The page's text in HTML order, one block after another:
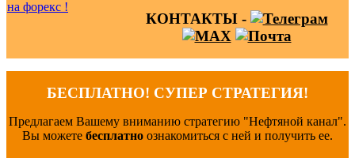
КОНТАКТЫ -
БЕСПЛАТНО! СУПЕР СТРАТЕГИЯ!
Предлагаем Вашему вниманию стратегию "Нефтяной канал".
Вы можете бесплатно ознакомиться с ней и получить ее.